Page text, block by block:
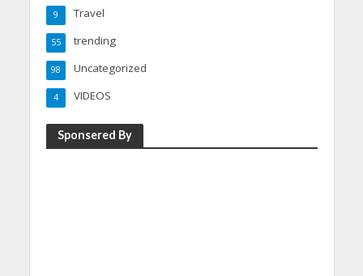
Travel
9
trending
55
Uncategorized
98
VIDEOS
4
Sponsered By